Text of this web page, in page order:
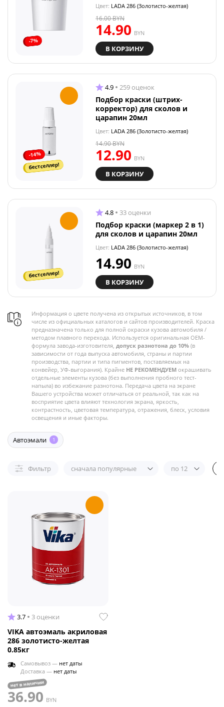
-7%
Цвет: LADA 286 (Золотисто-желтая)
14.90 BYN
16.00BYN
В КОРЗИНУ
-14%
бестселлер!
4.9 259 оценок
Подбор краски (штрих-
корректор) для сколов и
царапин 20мл
Цвет: LADA 286 (Золотисто-желтая)
12.90 BYN
14.90BYN
В КОРЗИНУ
бестселлер!
4.8 33 оценки
Подбор краски (маркер 2 в 1)
для сколов и царапин 20мл
Цвет: LADA 286 (Золотисто-желтая)
14.90 BYN
В КОРЗИНУ
Информация о цвете получена из открытых источников, в том
числе из официальных каталогов и сайтов производителей. Краска
предназначена только для полной окраски кузова автомобиля /
методом плавного перехода. Используется оригинальная OEM-
формула завода-изготовителя, допуск разнотона до 10% (в
зависимости от года выпуска автомобиля, страны и партии
производства, партии и типа пигментов, поставляемых на
конвейер, УФ-выгорания). Крайне НЕ РЕКОМЕНДУЕМ окрашивать
отдельные элементы кузова (без выполнения пробного тест-
напыла) во избежание разнотона. Передача цвета на экране
Вашего устройства может отличаться от реальной, так как на
восприятие цвета влияют технология экрана, яркость,
контрастность, цветовая температура, отражения, блеск, условия
освещения и иные факторы.
Автоэмали 1
Фильтр сначала популярные по 12
3.7 3 оценки
VIKA автоэмаль акриловая
286 золотисто-желтая
0.85кг
Самовывоз — нет даты
Доставка — нет даты
нет в наличии
36.90 BYN